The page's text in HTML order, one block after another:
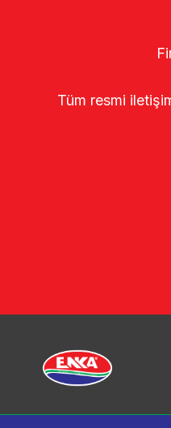
Tüm resmi